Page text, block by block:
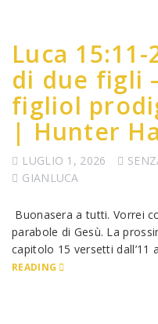
Luca
di due figli
figliol
| Hunter
LUGLIO 1, 2026
GIANLUCA
Buonasera a tutti. Vorrei
parabole di Gesù. La
capitolo 15 versetti dall’11
READING